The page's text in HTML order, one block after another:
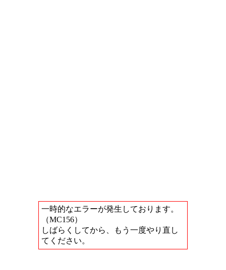
一時的なエラーが発生しております。
（MC156）
しばらくしてから、もう一度やり直し
てください。